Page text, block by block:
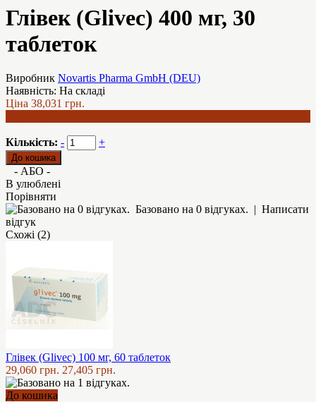
Глівек (Glivec) 400 мг, 30
таблеток
Виробник Novartis Pharma GmbH (DEU)
Наявність: На складі
Ціна 38,031 грн.
Кількість: - +
- АБО -
В улюблені
Порівняти
Базовано на 0 відгуках. | Написати
відгук
Схожі (2)
Глівек (Glivec) 100 мг, 60 таблеток
29,060 грн. 27,405 грн.
До кошика